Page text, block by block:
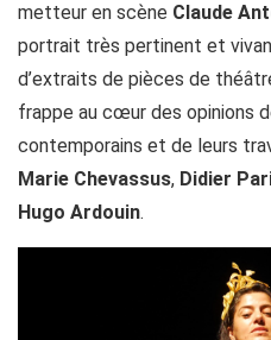
metteur en scène Claude
portrait très pertinent et
d’extraits de pièces de
frappe au cœur des opinions
contemporains et de leurs
Marie Chevassus, Didier
Hugo Ardouin.